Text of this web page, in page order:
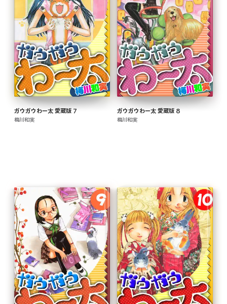
ガウガウわー太 愛蔵版 7
梅川和実
ガウガウわー太 愛蔵版 8
梅川和実